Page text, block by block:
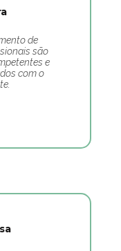
de
são
e
com o